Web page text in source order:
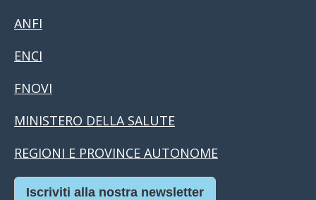
ANFI
ENCI
FNOVI
MINISTERO DELLA SALUTE
REGIONI E PROVINCE AUTONOME
Iscriviti alla nostra newsletter